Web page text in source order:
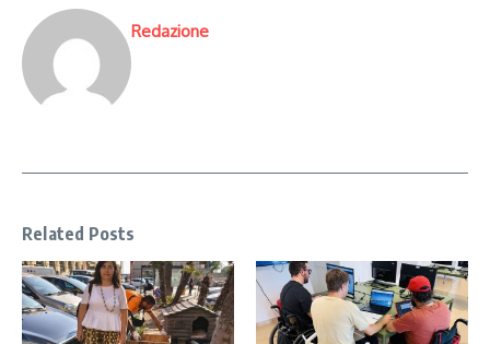
Redazione
Related Posts